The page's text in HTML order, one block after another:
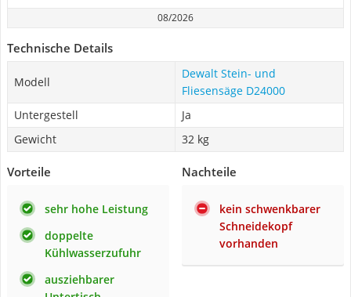
08/2026
Technische Details
Modell
Dewalt Stein- und
Fliesensäge D24000
Untergestell
Ja
Gewicht
32 kg
Vorteile
sehr hohe Leistung
doppelte
Kühlwasserzufuhr
ausziehbarer
Nachteile
kein schwenkbarer
Schneidekopf
vorhanden